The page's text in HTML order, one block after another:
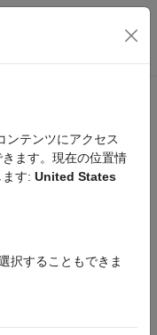
ーション メ
クラス
ンテンツにアクセス
ます。現在の位置情
す: United States
択することもできま